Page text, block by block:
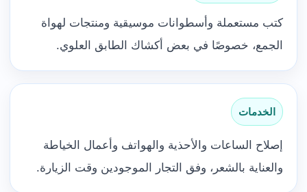
كتب مستعملة وأسطوانات موسيقية ومنتجات لهواة
الجمع، خصوصًا في بعض أكشاك الطابق العلوي.
الخدمات
إصلاح الساعات والأحذية والهواتف وأعمال الخياطة
والعناية بالشعر، وفق التجار الموجودين وقت الزيارة.